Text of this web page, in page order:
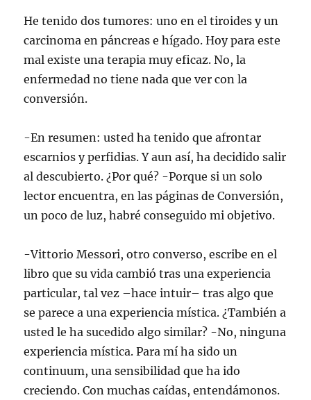
He tenido dos tumores: uno en el tiroides y un
carcinoma en páncreas e hígado. Hoy para este
mal existe una terapia muy eficaz. No, la
enfermedad no tiene nada que ver con la
conversión.
-En resumen: usted ha tenido que afrontar
escarnios y perfidias. Y aun así, ha decidido salir
al descubierto. ¿Por qué? -Porque si un solo
lector encuentra, en las páginas de Conversión,
un poco de luz, habré conseguido mi objetivo.
-Vittorio Messori, otro converso, escribe en el
libro que su vida cambió tras una experiencia
particular, tal vez –hace intuir– tras algo que
se parece a una experiencia mística. ¿También a
usted le ha sucedido algo similar? -No, ninguna
experiencia mística. Para mí ha sido un
continuum, una sensibilidad que ha ido
creciendo. Con muchas caídas, entendámonos.